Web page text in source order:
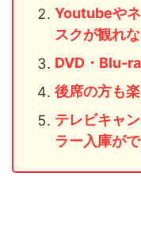
Youtubeや
スクが観れ
DVD・Blu-
後席の方も
テレビキャ
ラー入庫が